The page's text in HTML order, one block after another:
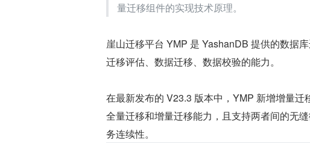
量迁移组件的实现技术原理。
崖山迁移平台 YMP 是 YashanDB 提供的数据
迁移评估、数据迁移、数据校验的能力。
在最新发布的 V23.3 版本中，YMP 新增增量迁
全量迁移和增量迁移能力，且支持两者间的无
务连续性。